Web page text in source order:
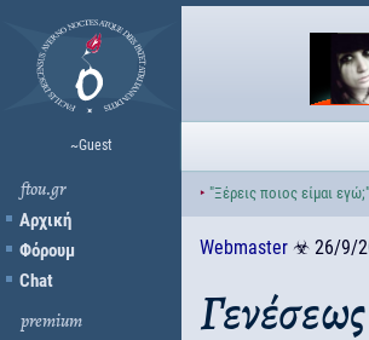
~Guest
ftou.gr
Αρχική
Φόρουμ
Chat
premium
‣ "Ξέρεις ποιος είμαι
Webmaster ☣ 26/9/